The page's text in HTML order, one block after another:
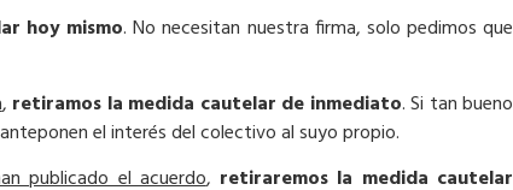
hoy mismo. No necesitan nuestra firma, solo pedimos que
, retiramos la medida cautelar de inmediato. Si tan bueno
el interés del colectivo al suyo propio.
publicado el acuerdo, retiraremos la medida cautelar